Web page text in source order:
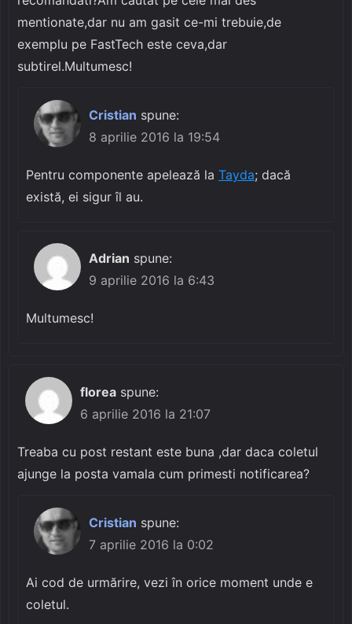
mentionate,dar nu am gasit ce-mi trebuie,de
exemplu pe FastTech este ceva,dar
subtirel.Multumesc!
Cristian spune:
8 aprilie 2016 la 19:54
Pentru componente apelează la Tayda; dacă
există, ei sigur îl au.
Adrian spune:
9 aprilie 2016 la 6:43
Multumesc!
florea spune:
6 aprilie 2016 la 21:07
Treaba cu post restant este buna ,dar daca coletul
ajunge la posta vamala cum primesti notificarea?
Cristian spune:
7 aprilie 2016 la 0:02
Ai cod de urmărire, vezi în orice moment unde e
coletul.